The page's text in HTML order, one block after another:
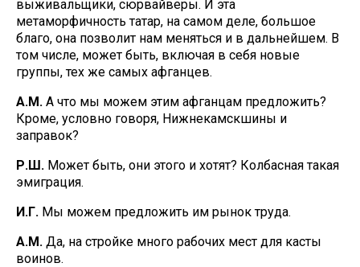
выживальщики, сюрвайверы. И эта
метаморфичность татар, на самом деле, большое
благо, она позволит нам меняться и в дальнейшем. В
том числе, может быть, включая в себя новые
группы, тех же самых афганцев.
А.М. А что мы можем этим афганцам предложить?
Кроме, условно говоря, Нижнекамскшины и
заправок?
Р.Ш. Может быть, они этого и хотят? Колбасная такая
эмиграция.
И.Г. Мы можем предложить им рынок труда.
А.М. Да, на стройке много рабочих мест для касты
воинов.